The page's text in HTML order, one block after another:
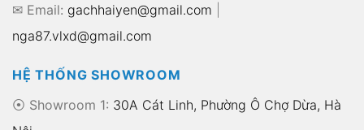
✉ Email: gachhaiyen@gmail.com
nga87.vlxd@gmail.com
HỆ THỐNG SHOWROOM
⦿ Showroom 1: 30A Cát Linh, Phường Ô Chợ Dừa, Hà